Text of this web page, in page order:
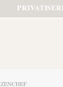
ZENCHEF((OPENT IN